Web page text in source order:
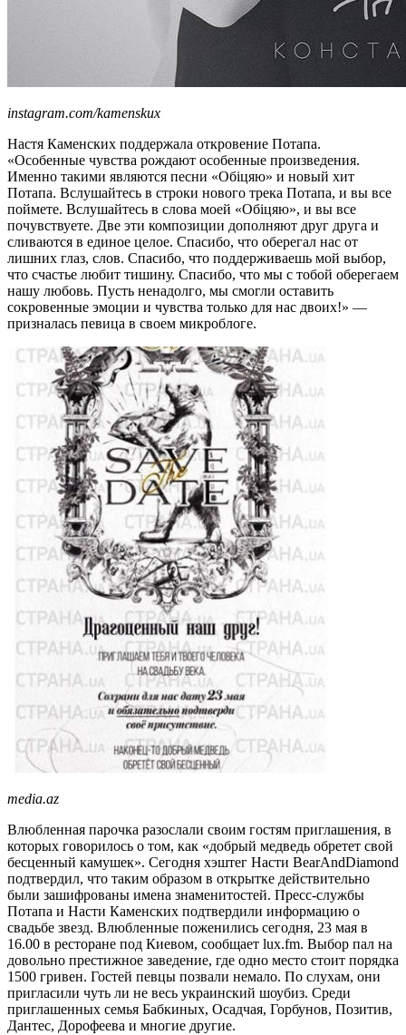
instagram.com/kamenskux
Настя Каменских поддержала откровение Потапа.
«Особенные чувства рождают особенные произведения.
Именно такими являются песни «Обіцяю» и новый хит
Потапа. Вслушайтесь в строки нового трека Потапа, и вы все
поймете. Вслушайтесь в слова моей «Обіцяю», и вы все
почувствуете. Две эти композиции дополняют друг друга и
сливаются в единое целое. Спасибо, что оберегал нас от
лишних глаз, слов. Спасибо, что поддерживаешь мой выбор,
что счастье любит тишину. Спасибо, что мы с тобой оберегаем
нашу любовь. Пусть ненадолго, мы смогли оставить
сокровенные эмоции и чувства только для нас двоих!» —
призналась певица в своем микроблоге.
media.az
Влюбленная парочка разослали своим гостям приглашения, в
которых говорилось о том, как «добрый медведь обретет свой
бесценный камушек». Сегодня хэштег Насти BearAndDiamond
подтвердил, что таким образом в открытке действительно
были зашифрованы имена знаменитостей. Пресс-службы
Потапа и Насти Каменских подтвердили информацию о
свадьбе звезд. Влюбленные поженились сегодня, 23 мая в
16.00 в ресторане под Киевом, сообщает lux.fm. Выбор пал на
довольно престижное заведение, где одно место стоит порядка
1500 гривен. Гостей певцы позвали немало. По слухам, они
пригласили чуть ли не весь украинский шоубиз. Среди
приглашенных семья Бабкиных, Осадчая, Горбунов, Позитив,
Дантес, Дорофеева и многие другие.